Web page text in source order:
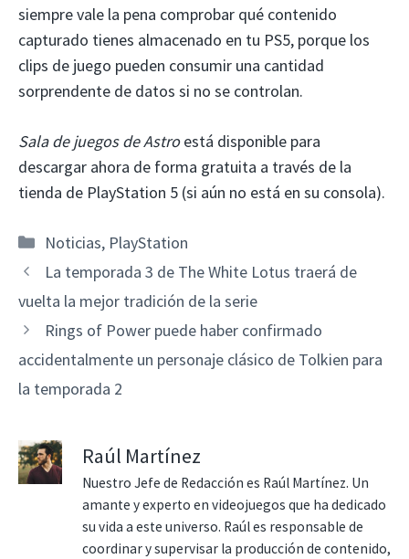
siempre vale la pena comprobar qué contenido
capturado tienes almacenado en tu PS5, porque los
clips de juego pueden consumir una cantidad
sorprendente de datos si no se controlan.
Sala de juegos de Astroestá disponible para
descargar ahora de forma gratuita a través de la
tienda de PlayStation 5 (si aún no está en su consola).
Categorías
Noticias, PlayStation
La temporada 3 de The White Lotus traerá de
vuelta la mejor tradición de la serie
Rings of Power puede haber confirmado
accidentalmente un personaje clásico de Tolkien para
la temporada 2
Raúl Martínez
Nuestro Jefe de Redacción es Raúl Martínez. Un
amante y experto en videojuegos que ha dedicado
su vida a este universo. Raúl es responsable de
coordinar y supervisar la producción de contenido,